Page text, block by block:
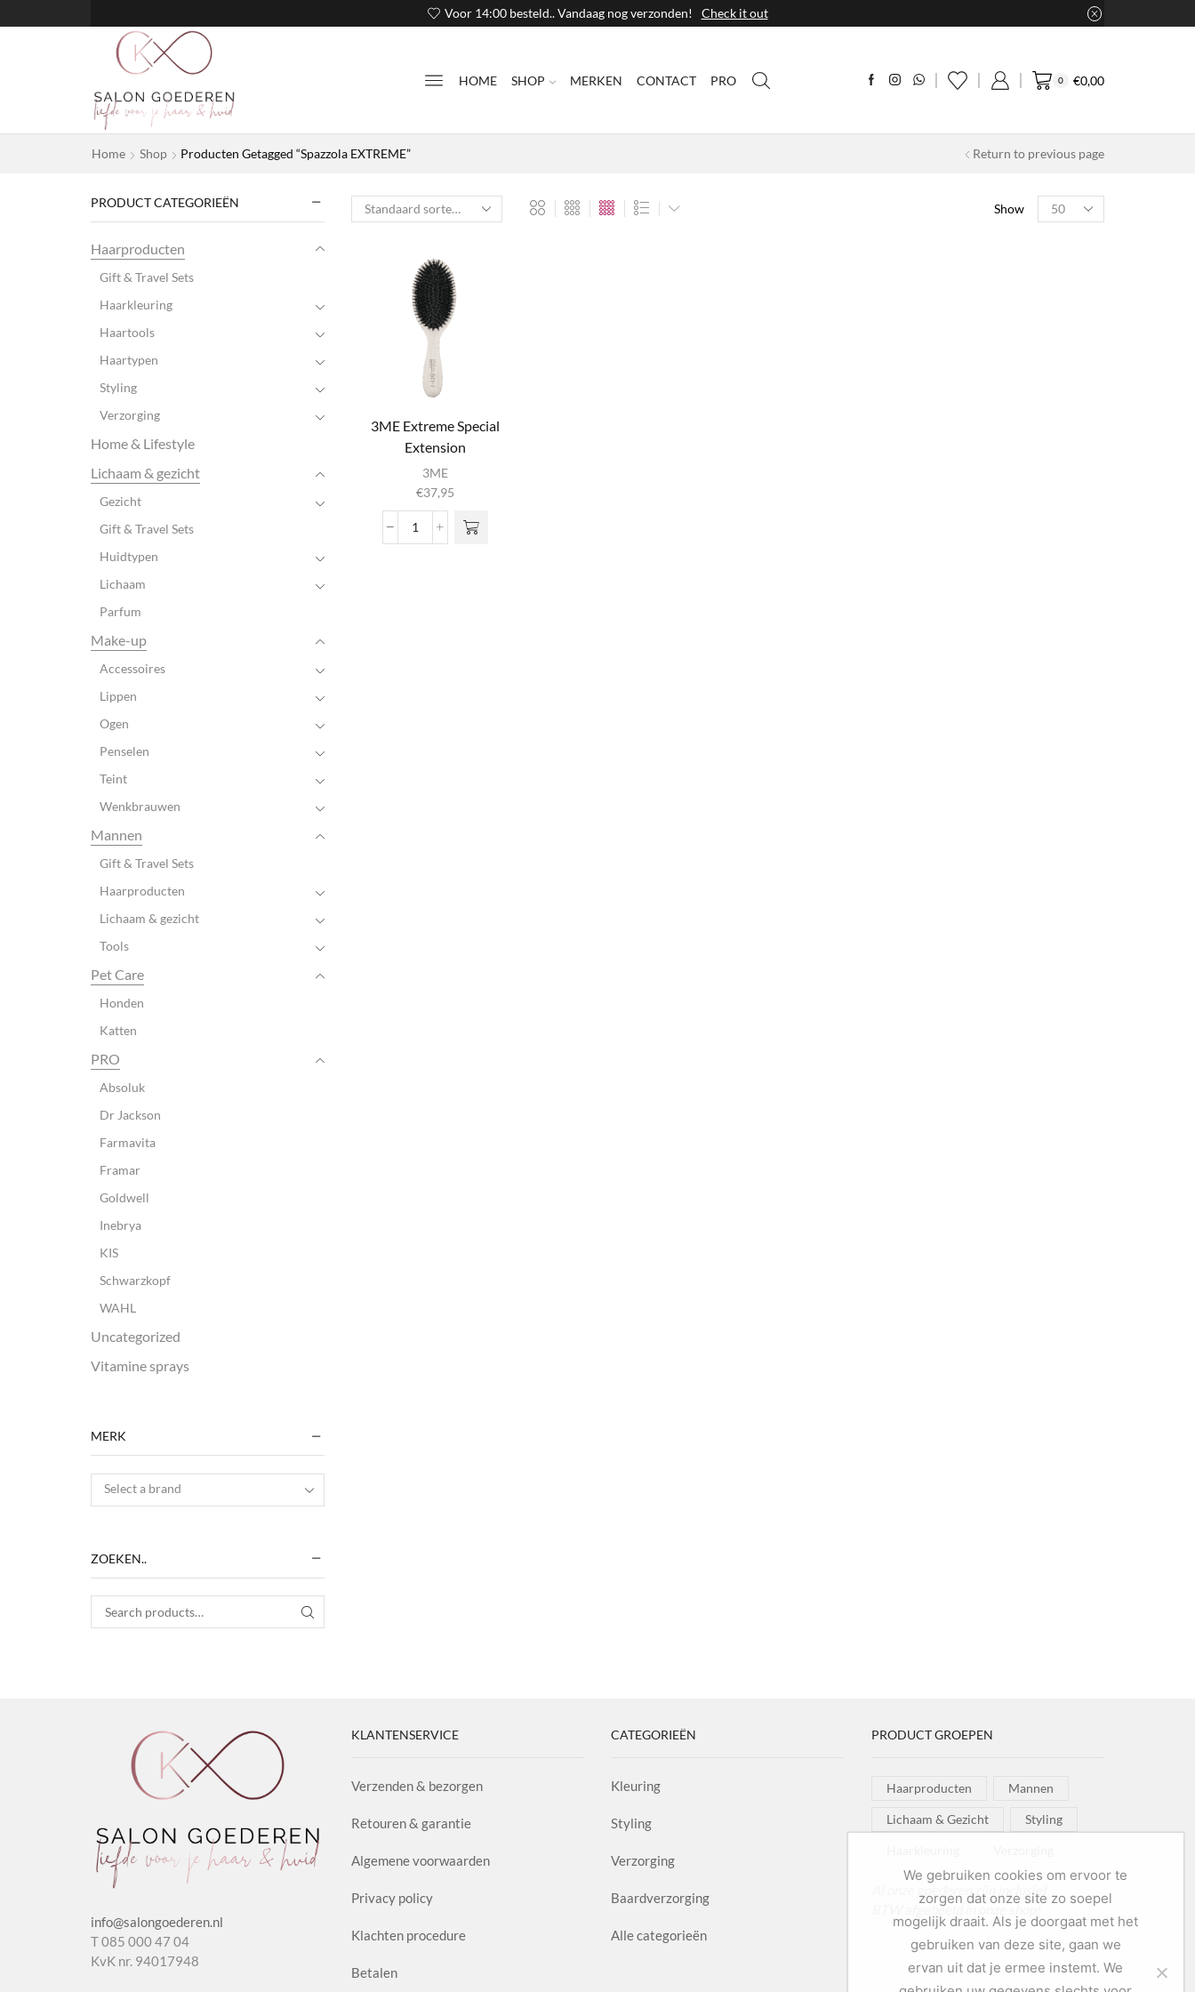
Voor 14:00 besteld.. Vandaag nog verzonden! Check it out
HOME SHOP MERKEN CONTACT PRO 0 €0,00
Home Shop Producten Getagged “Spazzola EXTREME” Return to previous page
Show
Products
per
3ME Extreme Special
Extension
3ME
€37,95
3ME
PRODUCT CATEGORIEËN
Haarproducten
Gift & Travel Sets
Haarkleuring
Haartools
Haartypen
Styling
Verzorging
Home & Lifestyle
Lichaam & gezicht
Gezicht
Gift & Travel Sets
Huidtypen
Lichaam
Parfum
Make-up
Accessoires
Lippen
Ogen
Penselen
Teint
Wenkbrauwen
Mannen
Gift & Travel Sets
Haarproducten
Lichaam & gezicht
Tools
Pet Care
Honden
Katten
PRO
Absoluk
Dr Jackson
Farmavita
Framar
Goldwell
Inebrya
KIS
Schwarzkopf
WAHL
Uncategorized
Vitamine sprays
MERK
Select a brand
ZOEKEN..
Search for: SEARCH
info@salongoederen.nl
T 085 000 47 04
KvK nr. 94017948
KLANTENSERVICE
Verzenden & bezorgen
Retouren & garantie
Algemene voorwaarden
Privacy policy
Klachten procedure
Betalen
CATEGORIEËN
Kleuring
Styling
Verzorging
Baardverzorging
Alle categorieën
PRODUCT GROEPEN
Haarproducten Mannen
Lichaam & Gezicht Styling
Al onze goederen zijn inclusief
BTW afgebeeld in onze shop!
We gebruiken cookies om ervoor te
zorgen dat onze site zo soepel
mogelijk draait. Als je doorgaat met het
gebruiken van deze site, gaan we
ervan uit dat je ermee instemt. We